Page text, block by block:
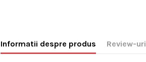
Informatii despre produs Review-uri